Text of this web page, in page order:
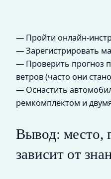
— Пройти онлайн-
— Зарегистрировать
— Проверить прогноз
ветров (часто они
— Оснастить
ремкомплектом и
Вывод: место,
зависит от